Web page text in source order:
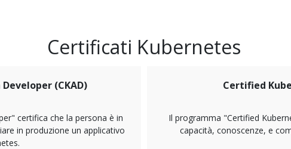
Certificati Kubernetes
(CKAD)
certifica che la persona è in
in produzione un applicativo
Certified
Il programma "Certified
capacità, conoscenze, e